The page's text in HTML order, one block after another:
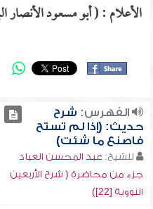
الأعلام : ( أبو مسعود الأنصار
الفهرس: شرح
حديث: (إذا لم تستح
فاصنع ما شئت)
للشيخ: عبد المحسن العباد
جزء من محاضرة ( شرح الأربعين
النووية [22])